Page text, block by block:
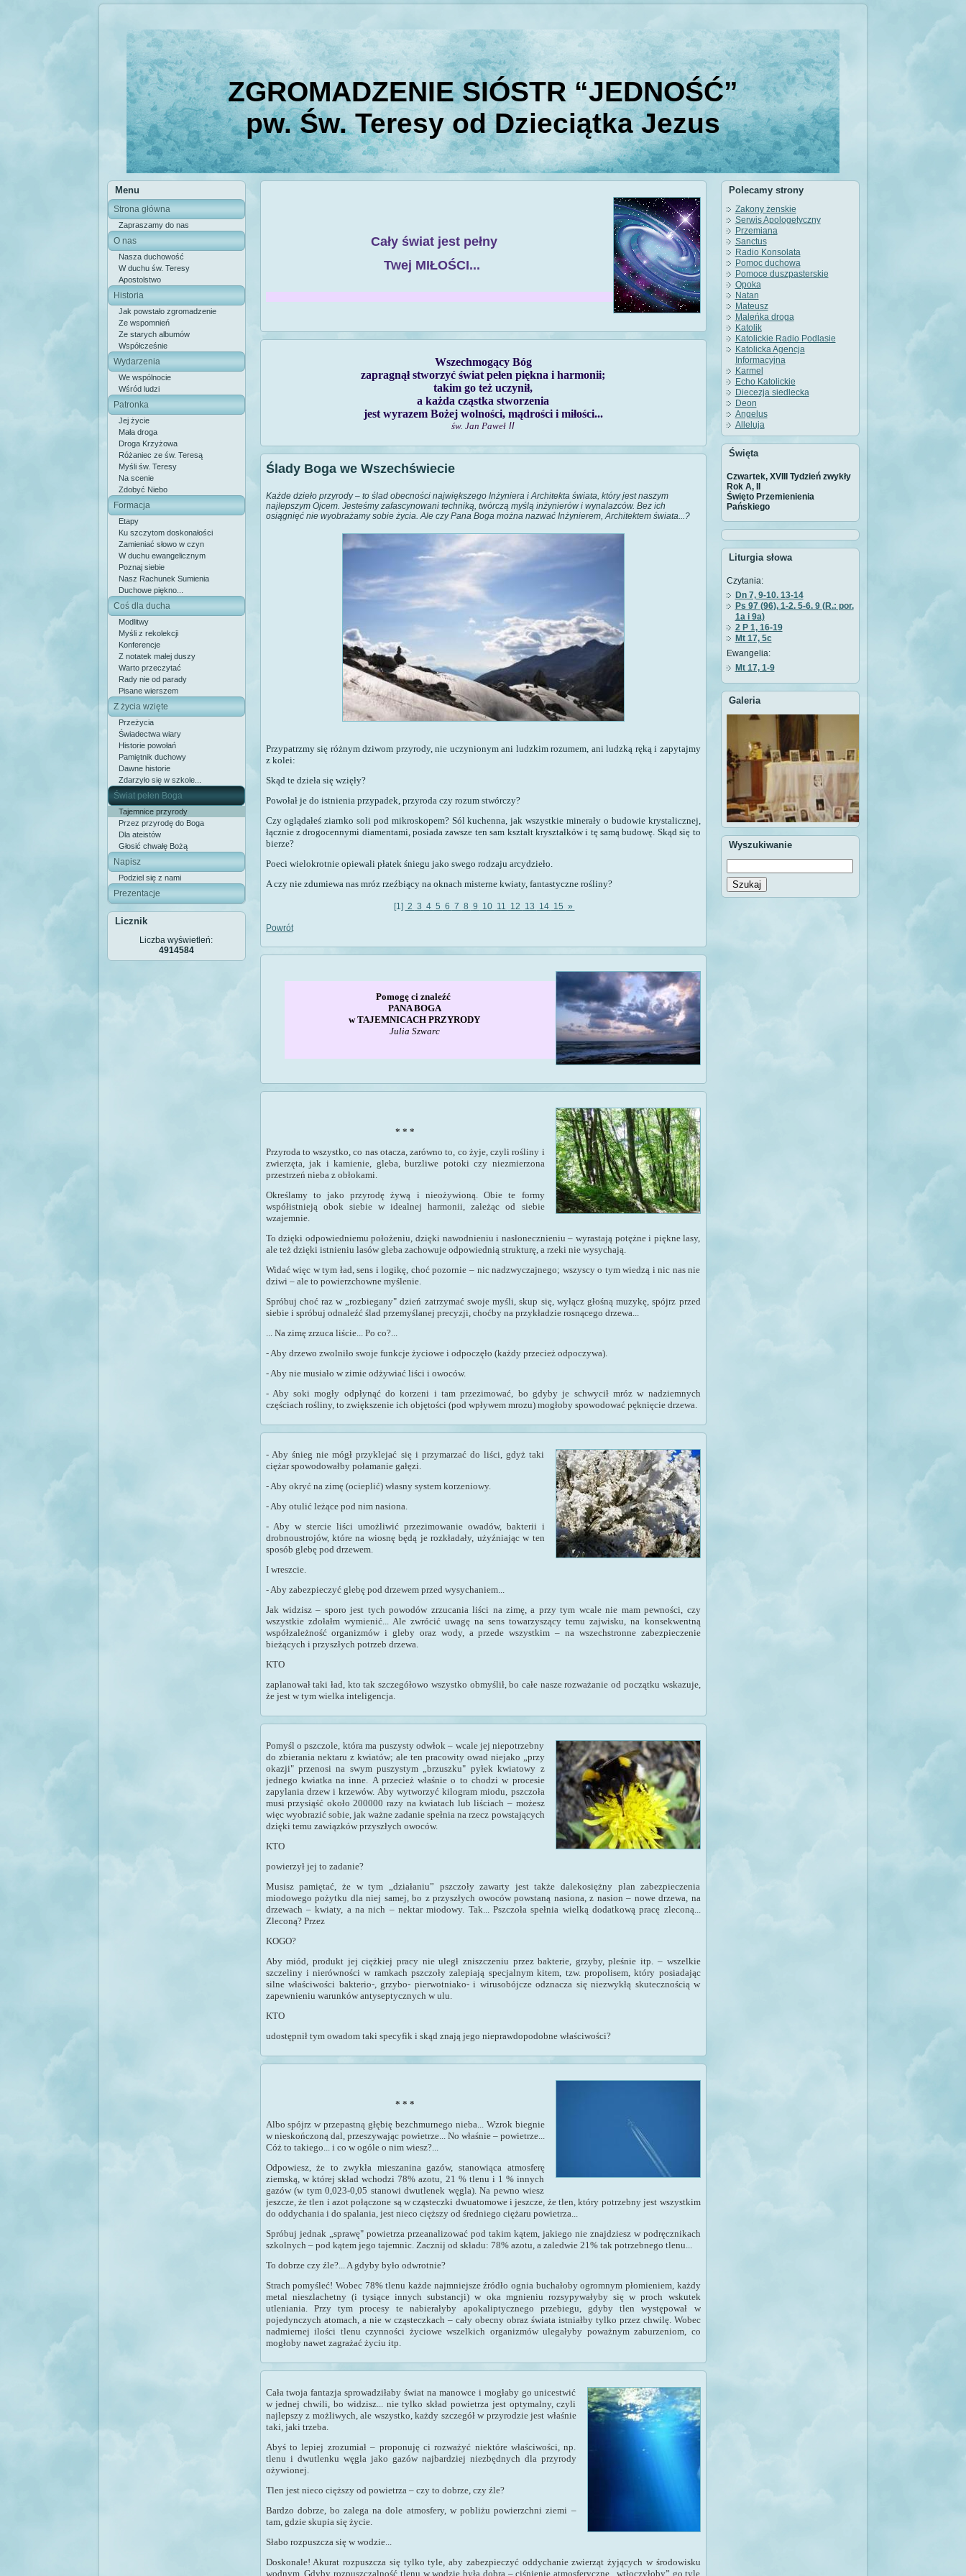
ZGROMADZENIE SIÓSTR “JEDNOŚĆ”
pw. Św. Teresy od Dzieciątka Jezus
Menu
Strona główna
Zapraszamy do nas
O nas
Nasza duchowość
W duchu św. Teresy
Apostolstwo
Historia
Jak powstało zgromadzenie
Ze wspomnień
Ze starych albumów
Współcześnie
Wydarzenia
We wspólnocie
Wśród ludzi
Patronka
Jej życie
Mała droga
Droga Krzyżowa
Różaniec ze św. Teresą
Myśli św. Teresy
Na scenie
Zdobyć Niebo
Formacja
Etapy
Ku szczytom doskonałości
Zamieniać słowo w czyn
W duchu ewangelicznym
Poznaj siebie
Nasz Rachunek Sumienia
Duchowe piękno...
Coś dla ducha
Modlitwy
Myśli z rekolekcji
Konferencje
Z notatek małej duszy
Warto przeczytać
Rady nie od parady
Pisane wierszem
Z życia wzięte
Przeżycia
Świadectwa wiary
Historie powołań
Pamiętnik duchowy
Dawne historie
Zdarzyło się w szkole...
Świat pełen Boga
Tajemnice przyrody
Przez przyrodę do Boga
Dla ateistów
Głosić chwałę Bożą
Napisz
Podziel się z nami
Prezentacje
Licznik
Liczba wyświetleń:
4914584
Cały świat jest pełny
Twej MIŁOŚCI...
Wszechmogący Bóg
zapragnął stworzyć świat pełen piękna i harmonii;
takim go też uczynił,
a każda cząstka stworzenia
jest wyrazem Bożej wolności, mądrości i miłości...
św. Jan Paweł II
Ślady Boga we Wszechświecie
Każde dzieło przyrody – to ślad obecności największego Inżyniera i Architekta świata, który jest naszym
najlepszym Ojcem. Jesteśmy zafascynowani techniką, twórczą myślą inżynierów i wynalazców. Bez ich
osiągnięć nie wyobrażamy sobie życia. Ale czy Pana Boga można nazwać Inżynierem, Architektem świata...?
Przypatrzmy się różnym dziwom przyrody, nie uczynionym ani ludzkim rozumem, ani ludzką ręką i zapytajmy
z kolei:
Skąd te dzieła się wzięły?
Powołał je do istnienia przypadek, przyroda czy rozum stwórczy?
Czy oglądałeś ziarnko soli pod mikroskopem? Sól kuchenna, jak wszystkie minerały o budowie krystalicznej,
łącznie z drogocennymi diamentami, posiada zawsze ten sam kształt kryształków i tę samą budowę. Skąd się to
bierze?
Poeci wielokrotnie opiewali płatek śniegu jako swego rodzaju arcydzieło.
A czy nie zdumiewa nas mróz rzeźbiący na oknach misterne kwiaty, fantastyczne rośliny?
[1] 2 3 4 5 6 7 8 9 10 11 12 13 14 15 »
Powrót
Pomogę ci znaleźć
PANA BOGA
w TAJEMNICACHPRZYRODY
Julia Szwarc
* * *
Przyroda to wszystko, co nas otacza, zarówno to, co żyje, czyli rośliny i
zwierzęta, jak i kamienie, gleba, burzliwe potoki czy niezmierzona
przestrzeń nieba z obłokami.
Określamy to jako przyrodę żywą i nieożywioną. Obie te formy
współistnieją obok siebie w idealnej harmonii, zależąc od siebie
wzajemnie.
To dzięki odpowiedniemu położeniu, dzięki nawodnieniu i nasłonecznieniu – wyrastają potężne i piękne lasy,
ale też dzięki istnieniu lasów gleba zachowuje odpowiednią strukturę, a rzeki nie wysychają.
Widać więc w tym ład, sens i logikę, choć pozornie – nic nadzwyczajnego; wszyscy o tym wiedzą i nic nas nie
dziwi – ale to powierzchowne myślenie.
Spróbuj choć raz w „rozbiegany" dzień zatrzymać swoje myśli, skup się, wyłącz głośną muzykę, spójrz przed
siebie i spróbuj odnaleźć ślad przemyślanej precyzji, choćby na przykładzie rosnącego drzewa...
... Na zimę zrzuca liście... Po co?...
- Aby drzewo zwolniło swoje funkcje życiowe i odpoczęło (każdy przecież odpoczywa).
- Aby nie musiało w zimie odżywiać liści i owoców.
- Aby soki mogły odpłynąć do korzeni i tam przezimować, bo gdyby je schwy­cił mróz w nadziemnych
częściach rośliny, to zwiększenie ich objętości (pod wpływem mrozu) mogłoby spowodować pęknięcie drzewa.
- Aby śnieg nie mógł przyklejać się i przymarzać do liści, gdyż taki
ciężar spowodowałby połamanie gałęzi.
- Aby okryć na zimę (ocieplić) własny system korzeniowy.
- Aby otulić leżące pod nim nasiona.
- Aby w stercie liści umożliwić przezimowanie owadów, bakterii i
drobnoustrojów, które na wiosnę będą je rozkładały, użyźniając w ten
sposób glebę pod drzewem.
I wreszcie.
- Aby zabezpieczyć glebę pod drzewem przed wysychaniem...
Jak widzisz – sporo jest tych powodów zrzucania liści na zimę, a przy tym wcale nie mam pewności, czy
wszystkie zdołałm wymienić... Ale zwrócić uwagę na sens towarzyszący temu zajwisku, na konsekwentną
współzależność orga­nizmów i gleby oraz wody, a przede wszystkim – na wszechstronne zabezpieczenie
bieżących i przyszłych potrzeb drzewa.
KTO
zaplanował taki ład, kto tak szczegółowo wszystko obmyślił, bo całe nasze rozważanie od początku wskazuje,
że jest w tym wielka inteligencja.
Pomyśl o pszczole, która ma puszysty odwłok – wcale jej niepotrzebny
do zbierania nektaru z kwiatów; ale ten pracowity owad niejako „przy
okazji" przenosi na swym puszystym „brzuszku" pyłek kwiatowy z
jednego kwiatka na inne. A przecież właśnie o to chodzi w procesie
zapylania drzew i krzewów. Aby wytworzyć kilogram miodu, pszczoła
musi przysiąść około 200000 razy na kwiatach lub liściach – możesz
więc wyobrazić sobie, jak ważne zadanie spełnia na rzecz powstających
dzięki temu zawiązków przyszłych owoców.
KTO
powierzył jej to zadanie?
Musisz pamiętać, że w tym „działaniu” pszczoły zawarty jest także dalekosiężny plan zabezpieczenia
miodowego pożytku dla niej samej, bo z przyszłych owoców powstaną nasiona, z nasion – nowe drzewa, na
drzewach – kwiaty, a na nich – nektar miodowy. Tak... Pszczoła spełnia wielką dodatkową pracę zleconą...
Zleconą? Przez
KOGO?
Aby miód, produkt jej ciężkiej pracy nie uległ zniszczeniu przez bakterie, grzyby, pleśnie itp. – wszelkie
szczeliny i nierówności w ramkach pszczoły zalepiają specjalnym kitem, tzw. propolisem, który posiadając
silne właściwości bakterio-, grzybo- pierwotniako- i wirusobójcze odznacza się niezwykłą skutecznością w
zapewnieniu warunków antyseptycznych w ulu.
KTO
udostępnił tym owadom taki specyfik i skąd znają jego nieprawdopodobne właściwości?
* * *
Albo spójrz w przepastną głębię bezchmurnego nieba... Wzrok biegnie
w nieskończoną dal, przeszywając powietrze... No właśnie – powietrze...
Cóż to takiego... i co w ogóle o nim wiesz?...
Odpowiesz, że to zwykła mieszanina gazów, stanowiąca atmosferę
ziemską, w której skład wchodzi 78% azotu, 21 % tlenu i 1 % innych
gazów (w tym 0,023-0,05 stanowi dwutlenek węgla). Na pewno wiesz
jeszcze, że tlen i azot połączone są w cząsteczki dwuatomowe i jeszcze, że tlen, który potrzebny jest wszystkim
do oddychania i do spalania, jest nieco cięższy od średniego ciężaru powietrza...
Spróbuj jednak „sprawę" powietrza przeanalizować pod takim kątem, jakiego nie znajdziesz w podręcznikach
szkolnych – pod kątem jego tajemnic. Zacznij od składu: 78% azotu, a zaledwie 21% tak potrzebnego tlenu...
To dobrze czy źle?... A gdyby było odwrotnie?
Strach pomyśleć! Wobec 78% tlenu każde najmniejsze źródło ognia buchałoby ogromnym płomieniem, każdy
metal nieszlachetny (i tysiące innych substancji) w oka mgnieniu rozsypywałyby się w proch wskutek
utleniania. Przy tym procesy te nabierałyby apokaliptycznego przebiegu, gdyby tlen występował w
pojedynczych atomach, a nie w cząsteczkach – cały obecny obraz świata istniałby tylko przez chwilę. Wobec
nadmiernej ilości tlenu czynności życiowe wszelkich organizmów ulegałyby poważnym zaburzeniom, co
mogłoby nawet zagrażać życiu itp.
Cała twoja fantazja sprowadziłaby świat na manowce i mogłaby go unicestwić
w jednej chwili, bo widzisz... nie tylko skład powietrza jest optymalny, czyli
najlepszy z możliwych, ale wszystko, każdy szczegół w przyrodzie jest właśnie
taki, jaki trzeba.
Abyś to lepiej zrozumiał – proponuję ci rozważyć niektóre właściwości, np.
tlenu i dwutlenku węgla jako gazów najbardziej niezbędnych dla przyrody
ożywionej.
Tlen jest nieco cięższy od powietrza – czy to dobrze, czy źle?
Bardzo dobrze, bo zalega na dole atmosfery, w pobliżu powierzchni ziemi –
tam, gdzie skupia się życie.
Słabo rozpuszcza się w wodzie...
Doskonale! Akurat rozpuszcza się tylko tyle, aby zabezpieczyć oddychanie zwierząt żyjących w środowisku
wodnym. Gdyby rozpuszczalność tlenu w wodzie była dobra – ciśnienie atmosferyczne „wtłoczyłoby” go tyle
Polecamy strony
Zakony żenskie
Serwis Apologetyczny
Przemiana
Sanctus
Radio Konsolata
Pomoc duchowa
Pomoce duszpasterskie
Opoka
Natan
Mateusz
Maleńka droga
Katolik
Katolickie Radio Podlasie
Katolicka Agencja
Informacyjna
Karmel
Echo Katolickie
Diecezja siedlecka
Deon
Angelus
Alleluja
Święta
Czwartek, XVIII Tydzień zwykły
Rok A, II
Święto Przemienienia
Pańskiego
Liturgia słowa
Czytania:
Dn 7, 9-10. 13-14
Ps 97 (96), 1-2. 5-6. 9 (R.: por.
1a i 9a)
2 P 1, 16-19
Mt 17, 5c
Ewangelia:
Mt 17, 1-9
Galeria
Wyszukiwanie
Szukaj